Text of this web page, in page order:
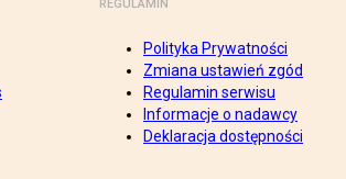
REGULAMIN
Polityka Prywatności
Zmiana ustawień zgód
Regulamin serwisu
Informacje o nadawcy
Deklaracja dostępności